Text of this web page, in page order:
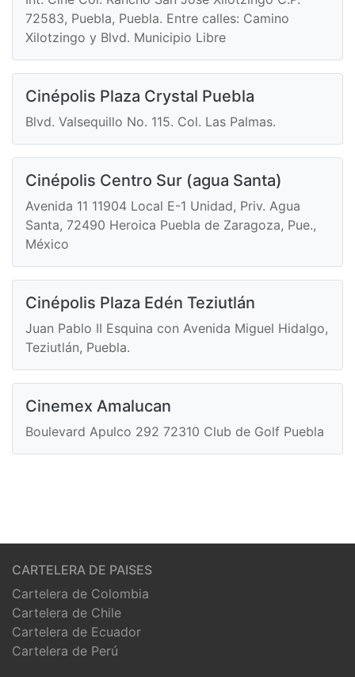
72583, Puebla, Puebla. Entre calles: Camino
Xilotzingo y Blvd. Municipio Libre
Cinépolis Plaza Crystal Puebla
Blvd. Valsequillo No. 115. Col. Las Palmas.
Cinépolis Centro Sur (agua Santa)
Avenida 11 11904 Local E-1 Unidad, Priv. Agua
Santa, 72490 Heroica Puebla de Zaragoza, Pue.,
México
Cinépolis Plaza Edén Teziutlán
Juan Pablo II Esquina con Avenida Miguel Hidalgo,
Teziutlán, Puebla.
Cinemex Amalucan
Boulevard Apulco 292 72310 Club de Golf Puebla
CARTELERA DE PAISES
Cartelera de Colombia
Cartelera de Chile
Cartelera de Ecuador
Cartelera de Perú